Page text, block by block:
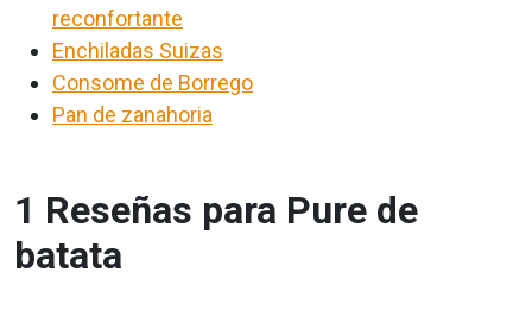
reconfortante
Enchiladas Suizas
Consome de Borrego
Pan de zanahoria
1 Reseñas para Pure de
batata